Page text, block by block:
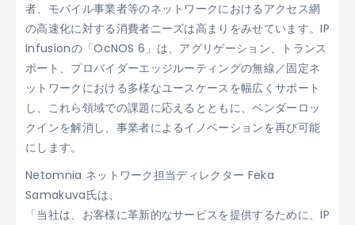
者、モバイル事業者等のネットワークにおけるアクセス網
の高速化に対する消費者ニーズは高まりをみせています。IP
Infusionの「OcNOS 6」は、アグリゲーション、トランス
ポート、プロバイダーエッジルーティングの無線／固定ネ
ットワークにおける多様なユースケースを幅広くサポート
し、これら領域での課題に応えるとともに、ベンダーロッ
クインを解消し、事業者によるイノベーションを再び可能
にします。
Netomnia ネットワーク担当ディレクター Feka
Samakuva氏は、
「当社は、お客様に革新的なサービスを提供するために、IP